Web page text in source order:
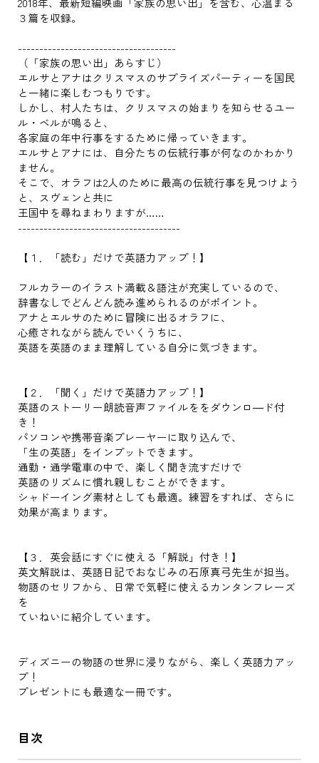
３篇を収録。
-------------------------------------
（「家族の思い出」あらすじ）
エルサとアナはクリスマスのサプライズパーティーを国民
と一緒に楽しむつもりです。
しかし、村人たちは、クリスマスの始まりを知らせるユー
ル・ベルが鳴ると、
各家庭の年中行事をするために帰っていきます。
エルサとアナには、自分たちの伝統行事が何なのかわかり
ません。
そこで、オラフは2人のために最高の伝統行事を見つけよう
と、スヴェンと共に
王国中を尋ねまわりますが……
--------------------------------------
【１．「読む」だけで英語力アップ！】
フルカラーのイラスト満載＆語注が充実しているので、
辞書なしでどんどん読み進められるのがポイント。
アナとエルサのために冒険に出るオラフに、
心癒されながら読んでいくうちに、
英語を英語のまま理解している自分に気づきます。
【２．「聞く」だけで英語力アップ！】
英語のストーリー朗読音声ファイルををダウンロ―ド付
き！
パソコンや携帯音楽プレーヤーに取り込んで、
「生の英語」をインプットできます。
通勤・通学電車の中で、楽しく聞き流すだけで
英語のリズムに慣れ親しむことができます。
シャドーイング素材としても最適。練習をすれば、さらに
効果が高まります。
【３．英会話にすぐに使える「解説」付き！】
英文解説は、英語日記でおなじみの石原真弓先生が担当。
物語のセリフから、日常で気軽に使えるカンタンフレーズ
を
ていねいに紹介しています。
ディズニーの物語の世界に浸りながら、楽しく英語力アッ
プ！
プレゼントにも最適な一冊です。
目次